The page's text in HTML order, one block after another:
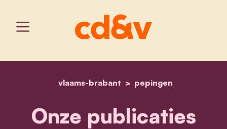
home
vlaams-brabant pepingen
onze publicaties
Onze publicaties